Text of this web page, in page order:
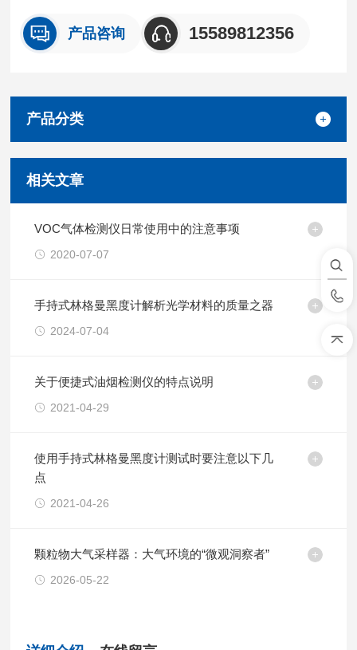
产品咨询 15589812356
产品分类
相关文章
VOC气体检测仪日常使用中的注意事项
2020-07-07
手持式林格曼黑度计解析光学材料的质量之器
2024-07-04
关于便捷式油烟检测仪的特点说明
2021-04-29
使用手持式林格曼黑度计测试时要注意以下几
点
2021-04-26
颗粒物大气采样器：大气环境的“微观洞察者”
2026-05-22